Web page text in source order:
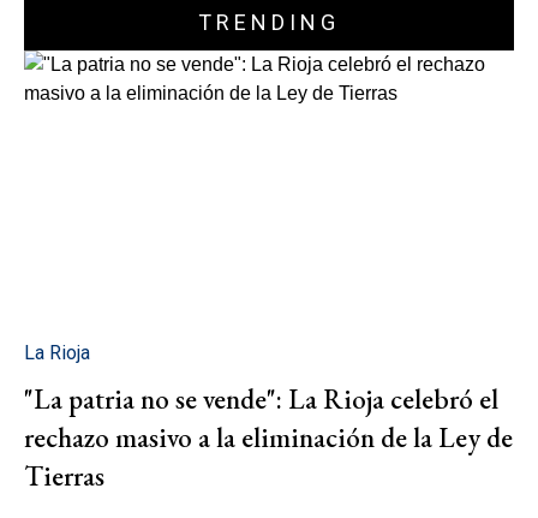
TRENDING
La Rioja
"La patria no se vende": La Rioja celebró el
rechazo masivo a la eliminación de la Ley de
Tierras